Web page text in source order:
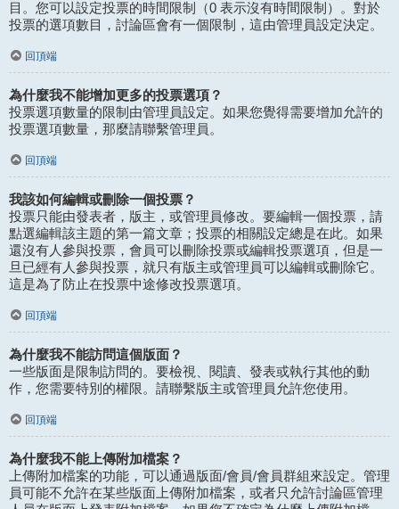
目。您可以設定投票的時間限制（0 表示沒有時間限制）。對於
投票的選項數目，討論區會有一個限制，這由管理員設定決定。
回頂端
為什麼我不能增加更多的投票選項？
投票選項數量的限制由管理員設定。如果您覺得需要增加允許的
投票選項數量，那麼請聯繫管理員。
回頂端
我該如何編輯或刪除一個投票？
投票只能由發表者，版主，或管理員修改。要編輯一個投票，請
點選編輯該主題的第一篇文章；投票的相關設定總是在此。如果
還沒有人參與投票，會員可以刪除投票或編輯投票選項，但是一
旦已經有人參與投票，就只有版主或管理員可以編輯或刪除它。
這是為了防止在投票中途修改投票選項。
回頂端
為什麼我不能訪問這個版面？
一些版面是限制訪問的。要檢視、閱讀、發表或執行其他的動
作，您需要特別的權限。請聯繫版主或管理員允許您使用。
回頂端
為什麼我不能上傳附加檔案？
上傳附加檔案的功能，可以通過版面/會員/會員群組來設定。管理
員可能不允許在某些版面上傳附加檔案，或者只允許討論區管理